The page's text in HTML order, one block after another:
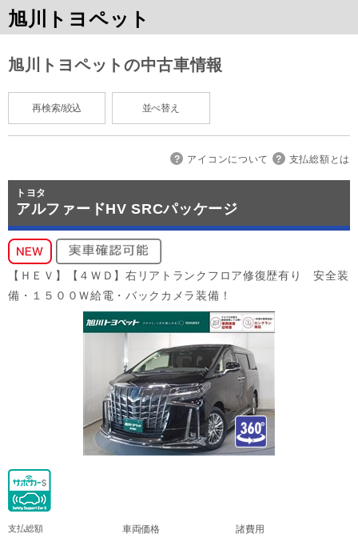
旭川トヨペット
旭川トヨペットの中古車情報
再検索/絞込 並べ替え
アイコンについて 支払総額とは
トヨタ
アルファードHV SRCパッケージ
【ＨＥＶ】【４ＷＤ】右リアトランクフロア修復歴有り 安全装
備・１５００Ｗ給電・バックカメラ装備！
支払総額 車両価格 諸費用